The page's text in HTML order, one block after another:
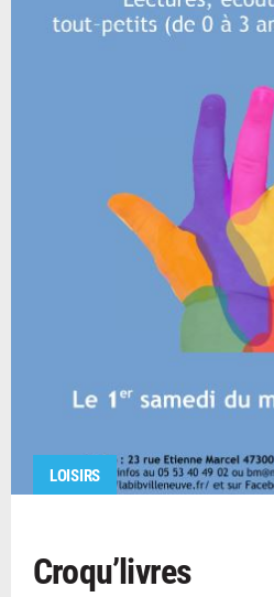
LOISIRS
Croqu’livres